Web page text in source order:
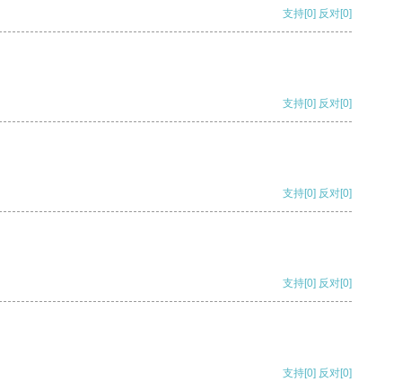
支持[0] 反对[0]
支持[0] 反对[0]
支持[0] 反对[0]
支持[0] 反对[0]
支持[0] 反对[0]